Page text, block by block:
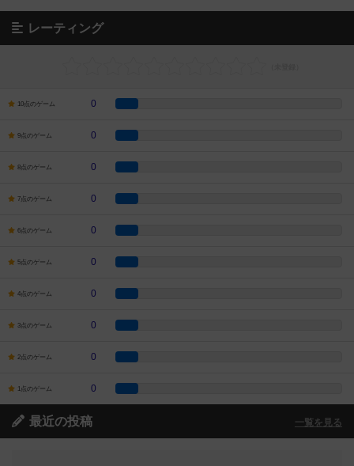
レーティング
10点のゲーム 0
9点のゲーム 0
8点のゲーム 0
7点のゲーム 0
6点のゲーム 0
5点のゲーム 0
4点のゲーム 0
3点のゲーム 0
2点のゲーム 0
1点のゲーム 0
最近の投稿 一覧を見る